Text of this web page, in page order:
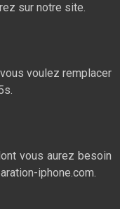
sur notre site.
voulez remplacer
vous aurez besoin
iphone.com.